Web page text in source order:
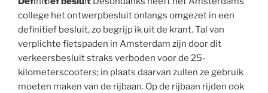
college het ontwerpbesluit onlangs omgezet in een
definitief besluit, zo begrijp ik uit de krant. Tal van
verplichte fietspaden in Amsterdam zijn door dit
verkeersbesluit straks verboden voor de 25-
kilometerscooters; in plaats daarvan zullen ze gebruik
moeten maken van de rijbaan. Op de rijbaan rijden ook